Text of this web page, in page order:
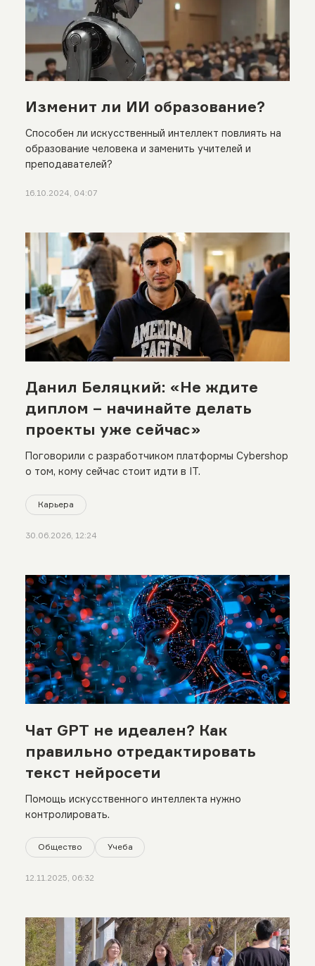
Изменит ли ИИ образование?
Способен ли искусственный интеллект повлиять на
образование человека и заменить учителей и
преподавателей?
16.10.2024, 04:07
Данил Беляцкий: «Не ждите
диплом – начинайте делать
проекты уже сейчас»
Поговорили с разработчиком платформы Cybershop
о том, кому сейчас стоит идти в IT.
Карьера
30.06.2026, 12:24
Чат GPT не идеален? Как
правильно отредактировать
текст нейросети
Помощь искусственного интеллекта нужно
контролировать.
Общество Учеба
12.11.2025, 06:32